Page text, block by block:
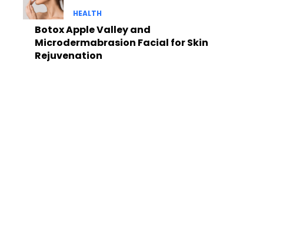
HEALTH
Botox Apple Valley and
Microdermabrasion Facial for Skin
Rejuvenation